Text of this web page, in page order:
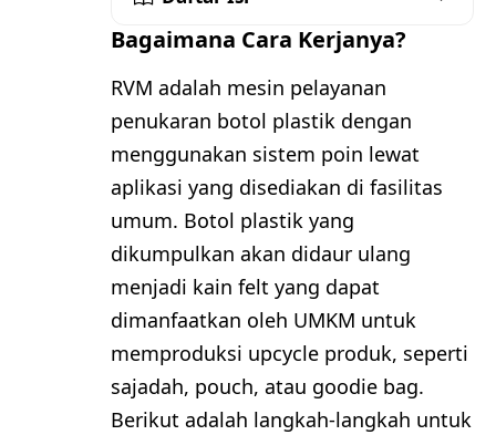
Bagaimana Cara Kerjanya?
RVM adalah mesin pelayanan
penukaran botol plastik dengan
menggunakan sistem poin lewat
aplikasi yang disediakan di fasilitas
umum. Botol plastik yang
dikumpulkan akan didaur ulang
menjadi kain felt yang dapat
dimanfaatkan oleh UMKM untuk
memproduksi upcycle produk, seperti
sajadah, pouch, atau goodie bag.
Berikut adalah langkah-langkah untuk